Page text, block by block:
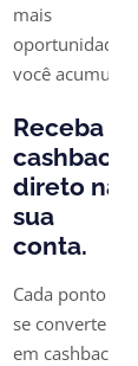
mais
oportunidades
você acumula.
Receba
cashback
direto na
sua
conta.
Cada ponto
se converte
em cashback,